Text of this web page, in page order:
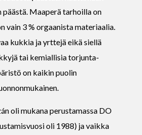
päästä. Maaperä tarhoilla on
vain 3 % orgaanista materiaalia.
kukkia ja yrttejä eikä siellä
tai kemiallisia torjunta-
on kaikin puolin
oli mukana perustamassa DO
oli 1988) ja vaikka